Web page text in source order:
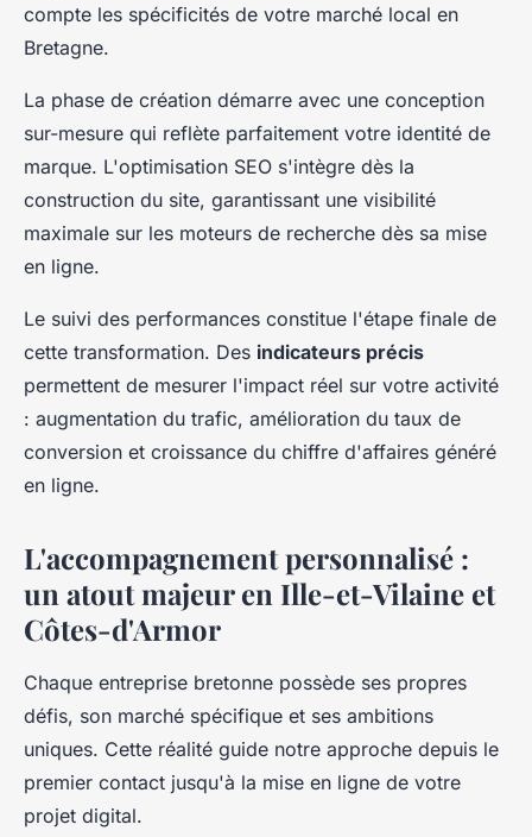
compte les spécificités de votre marché local en
Bretagne.
La phase de création démarre avec une conception
sur-mesure qui reflète parfaitement votre identité de
marque. L'optimisation SEO s'intègre dès la
construction du site, garantissant une visibilité
maximale sur les moteurs de recherche dès sa mise
en ligne.
Le suivi des performances constitue l'étape finale de
cette transformation. Des indicateurs précis
permettent de mesurer l'impact réel sur votre activité
: augmentation du trafic, amélioration du taux de
conversion et croissance du chiffre d'affaires généré
en ligne.
L'accompagnement personnalisé :
un atout majeur en Ille-et-Vilaine et
Côtes-d'Armor
Chaque entreprise bretonne possède ses propres
défis, son marché spécifique et ses ambitions
uniques. Cette réalité guide notre approche depuis le
premier contact jusqu'à la mise en ligne de votre
projet digital.